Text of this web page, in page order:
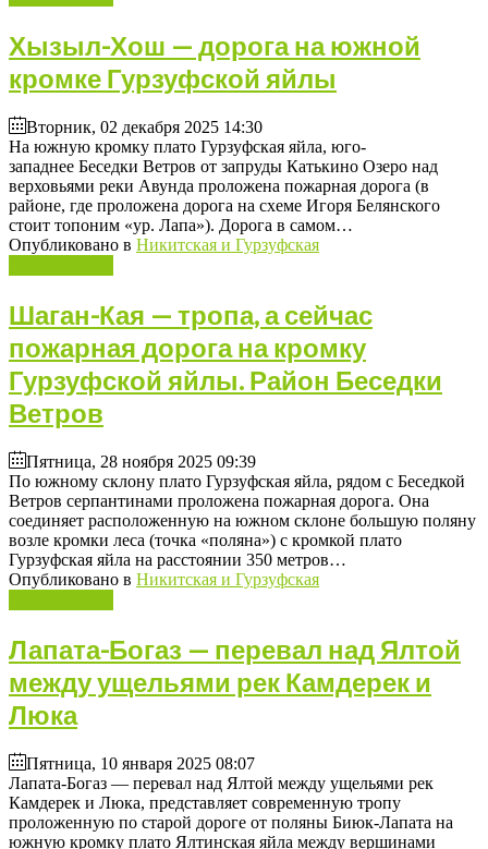
Хызыл-Хош — дорога на южной
кромке Гурзуфской яйлы
Вторник, 02 декабря 2025 14:30
На южную кромку плато Гурзуфская яйла, юго-
западнее Беседки Ветров от запруды Катькино Озеро над
верховьями реки Авунда проложена пожарная дорога (в
районе, где проложена дорога на схеме Игоря Белянского
стоит топоним «ур. Лапа»). Дорога в самом…
Опубликовано в Никитская и Гурзуфская
Шаган-Кая — тропа, а сейчас
пожарная дорога на кромку
Гурзуфской яйлы. Район Беседки
Ветров
Пятница, 28 ноября 2025 09:39
По южному склону плато Гурзуфская яйла, рядом с Беседкой
Ветров серпантинами проложена пожарная дорога. Она
соединяет расположенную на южном склоне большую поляну
возле кромки леса (точка «поляна») с кромкой плато
Гурзуфская яйла на расстоянии 350 метров…
Опубликовано в Никитская и Гурзуфская
Лапата-Богаз — перевал над Ялтой
между ущельями рек Камдерек и
Люка
Пятница, 10 января 2025 08:07
Лапата-Богаз — перевал над Ялтой между ущельями рек
Камдерек и Люка, представляет современную тропу
проложенную по старой дороге от поляны Биюк-Лапата на
южную кромку плато Ялтинская яйла между вершинами